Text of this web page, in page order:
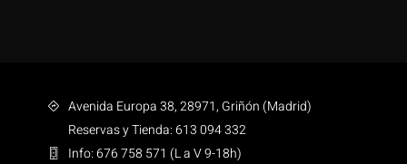
Avenida Europa 38, 28971, Griñón (Madrid)
Reservas y Tienda: 613 094 332
Info: 676 758 571 (L a V 9-18h)